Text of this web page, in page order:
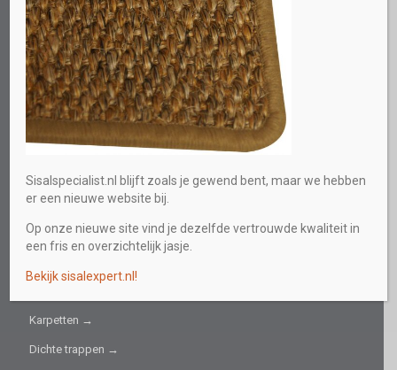
Direct persoonlijk advies
0613219559
E-mail
info@sisalspecialist.nl
Collectie →
Sisal fijn →
Karpetten →
Dichte trappen →
Sisalspecialist.nl blijft zoals je gewend bent, maar we hebben
er een nieuwe website bij.
Op onze nieuwe site vind je dezelfde vertrouwde kwaliteit in
een fris en overzichtelijk jasje.
Bekijk sisalexpert.nl!